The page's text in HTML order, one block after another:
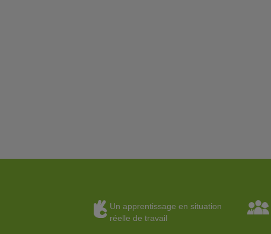
Un apprentissage en situation
réelle de travail